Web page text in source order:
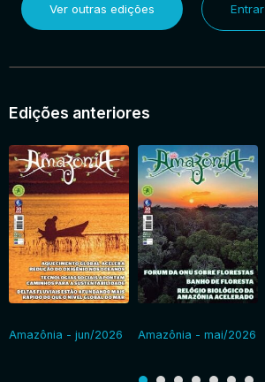
Ver outras edições Entrar
Edições anteriores
Amazônia - jun/2026 Amazônia - mai/2026